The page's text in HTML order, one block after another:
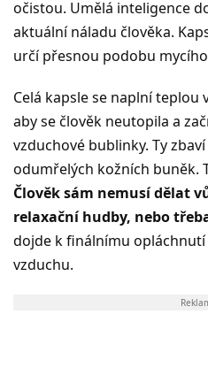
očistou. Umělá inteligence
aktuální náladu člověka.
určí přesnou podobu
Celá kapsle se naplní teplou
aby se člověk neutopila a
vzduchové bublinky. Ty
odumřelých kožních buněk.
Člověk sám nemusí dělat
relaxační hudby, nebo
dojde k finálnímu
vzduchu.